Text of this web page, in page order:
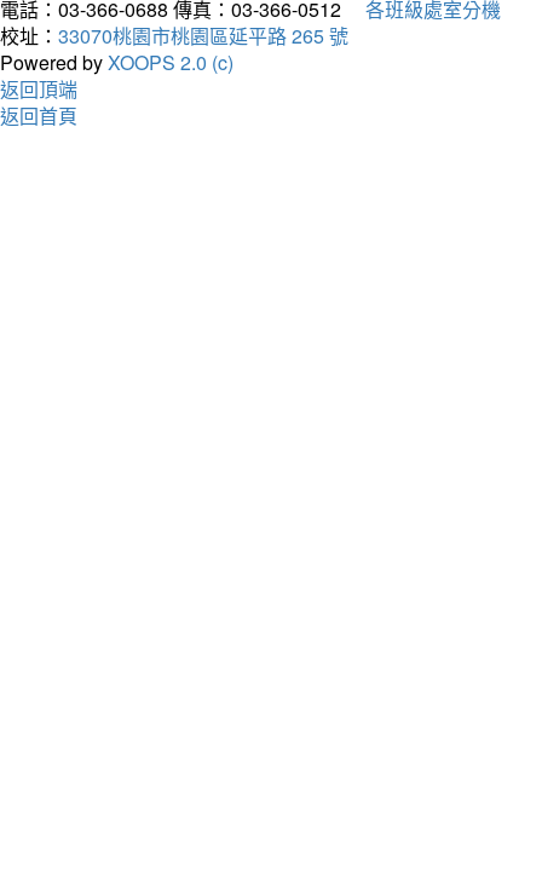
電話：03-366-0688 傳真：03-366-0512
各班級處室分機
校址： 33070桃園市桃園區延平路 265 號
Powered byXOOPS 2.0 (c)
返回頂端
返回首頁